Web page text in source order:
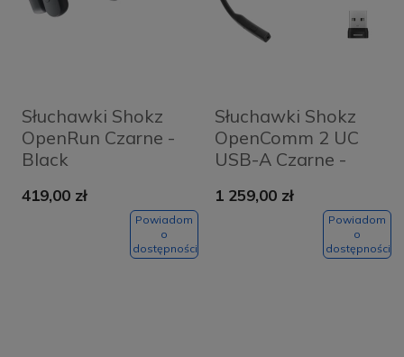
Słuchawki Shokz
OpenRun Czarne -
Black
419,00 zł
Powiadom
o
dostępności
Słuchawki Shokz
OpenComm 2 UC
USB-A Czarne -
1 259,00 zł
Powiadom
o
dostępności